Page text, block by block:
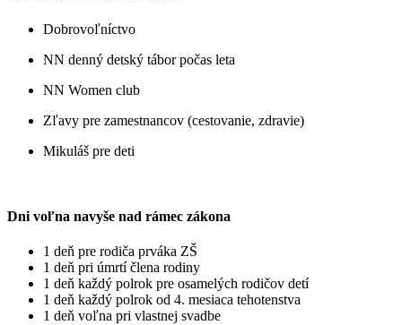
Dobrovoľníctvo
NN denný detský tábor počas leta
NN Women club
Zľavy pre zamestnancov (cestovanie, zdravie)
Mikuláš pre deti
Dni voľna navyše nad rámec zákona
1 deň pre rodiča prváka ZŠ
1 deň pri úmrtí člena rodiny
1 deň každý polrok pre osamelých rodičov detí
1 deň každý polrok od 4. mesiaca tehotenstva
1 deň voľna pri vlastnej svadbe